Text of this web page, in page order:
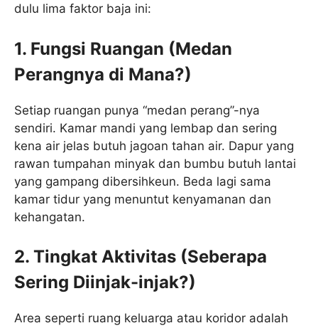
dulu lima faktor baja ini:
1. Fungsi Ruangan (Medan
Perangnya di Mana?)
Setiap ruangan punya “medan perang”-nya
sendiri. Kamar mandi yang lembap dan sering
kena air jelas butuh jagoan tahan air. Dapur yang
rawan tumpahan minyak dan bumbu butuh lantai
yang gampang dibersihkeun. Beda lagi sama
kamar tidur yang menuntut kenyamanan dan
kehangatan.
2. Tingkat Aktivitas (Seberapa
Sering Diinjak-injak?)
Area seperti ruang keluarga atau koridor adalah